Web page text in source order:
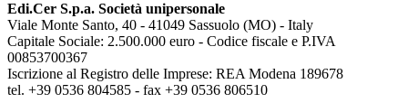
Edi.Cer S.p.a. Società unipersonale
Viale Monte Santo, 40 - 41049 Sassuolo (MO) - Italy
Capitale Sociale: 2.500.000 euro - Codice fiscale e P.IVA
00853700367
Iscrizione al Registro delle Imprese: REA Modena 189678
tel. +39 0536 804585 - fax +39 0536 806510